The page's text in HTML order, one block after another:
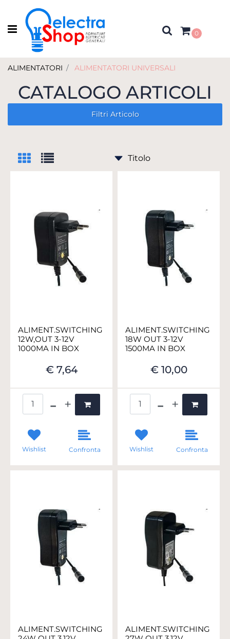
Open menu
0
ALIMENTATORI ALIMENTATORI UNIVERSALI
CATALOGO ARTICOLI
Filtri Articolo
ALIMENT.SWITCHING
12W,OUT 3-12V
1000MA IN BOX
€ 7,64
Wishlist Confronta
ALIMENT.SWITCHING
18W OUT 3-12V
1500MA IN BOX
€ 10,00
Wishlist Confronta
ALIMENT.SWITCHING
ALIMENT.SWITCHING